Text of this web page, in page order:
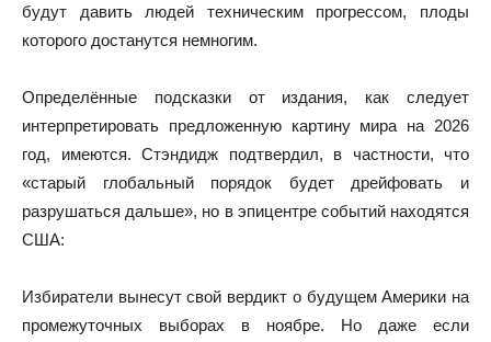
будут давить людей техническим прогрессом, плоды
которого достанутся немногим.
Определённые подсказки от издания, как следует
интерпретировать предложенную картину мира на 2026
год, имеются. Стэндидж подтвердил, в частности, что
«старый глобальный порядок будет дрейфовать и
разрушаться дальше», но в эпицентре событий находятся
США:
Избиратели вынесут свой вердикт о будущем Америки на
промежуточных выборах в ноябре. Но даже если